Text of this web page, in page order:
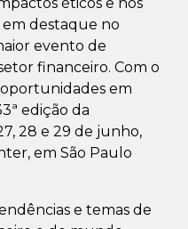
éticos e nos
em destaque no
evento de
financeiro. Com o
em
edição da
28 e 29 de junho,
em São Paulo
e temas de